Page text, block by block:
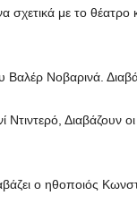
σχετικά με το θέατρο
Νοβαρινά.
Διαβάζουν
ο ηθοποιός